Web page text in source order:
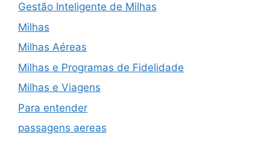
Gestão Inteligente de Milhas
Milhas
Milhas Aéreas
Milhas e Programas de Fidelidade
Milhas e Viagens
Para entender
passagens aereas